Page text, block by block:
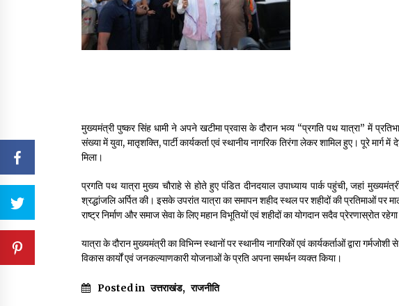
मुख्यमंत्री पुष्कर सिंह धामी ने अपने खटीमा प्रवास के दौरान भव्य “प्रगति पथ यात्रा” में
संख्या में युवा, मातृशक्ति, पार्टी कार्यकर्ता एवं स्थानीय नागरिक तिरंगा लेकर शामिल हुए। पूरे
मिला।
प्रगति पथ यात्रा मुख्य चौराहे से होते हुए पंडित दीनदयाल उपाध्याय पार्क पहुंची, जहां
श्रद्धांजलि अर्पित की। इसके उपरांत यात्रा का समापन शहीद स्थल पर शहीदों की प्रतिमाओं पर
राष्ट्र निर्माण और समाज सेवा के लिए महान विभूतियों एवं शहीदों का योगदान सदैव प्रेरणास्रोत
यात्रा के दौरान मुख्यमंत्री का विभिन्न स्थानों पर स्थानीय नागरिकों एवं कार्यकर्ताओं द्वारा
विकास कार्यों एवं जनकल्याणकारी योजनाओं के प्रति अपना समर्थन व्यक्त किया।
Posted in उत्तराखंड, राजनीति